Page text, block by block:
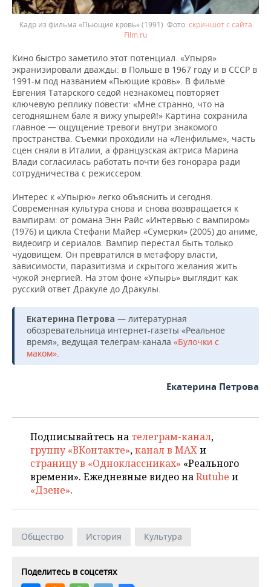
Кадр из фильма «Пьющие кровь» (1991).
скриншот с сайта
Film.ru
Кино быстро заметило этот потенциал. «Упыря»
экранизировали дважды: в Польше в 1967 году и в СССР в
1991-м под названием «Пьющие кровь». В фильме
Евгения Татарского седой незнакомец повторяет
ключевую реплику повести: «Мне странно, что на
сегодняшнем бале я вижу упырей!» Картина сохранила
главное — ощущение тревоги внутри знакомого
пространства. Съемки проходили на «Ленфильме», часть
сцен сняли в Италии, а французская актриса Марина
Влади согласилась работать почти без гонорара ради
сотрудничества с режиссером.
Интерес к «Упырю» легко объяснить и сегодня.
Современная культура снова и снова возвращается к
вампирам: от романа Энн Райс «Интервью с вампиром»
(1976) и цикла Стефани Майер «Сумерки» (2005) до аниме,
видеоигр и сериалов. Вампир перестал быть только
чудовищем. Он превратился в метафору власти,
зависимости, паразитизма и скрытого желания жить
чужой энергией. На этом фоне «Упырь» выглядит как
русский ответ Дракуле до Дракулы.
Екатерина Петрова — литературная
обозревательница интернет-газеты «Реальное
время», ведущая телеграм-канала «Булочки с
маком»
Екатерина Петрова
Подписывайтесь на телеграм-канал,
группу «ВКонтакте»,канал в MAXи
страницу в «Одноклассниках» «Реального
времени». Ежедневные видео наRutube и
«Дзене».
Общество История Культура
Поделитесь в соцсетях